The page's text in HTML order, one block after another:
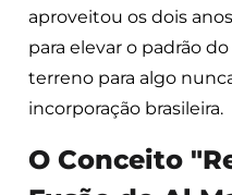
aproveitou os dois
para elevar o padrão
terreno para algo
incorporação brasileira.
O Conceito